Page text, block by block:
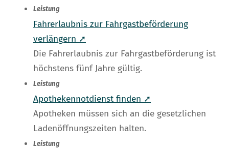
Leistung
Fahrerlaubnis zur Fahrgastbeförderung
verlängern ➚
Die Fahrerlaubnis zur Fahrgastbeförderung ist
höchstens fünf Jahre gültig.
Leistung
Apothekennotdienst finden ➚
Apotheken müssen sich an die gesetzlichen
Ladenöffnungszeiten halten.
Leistung